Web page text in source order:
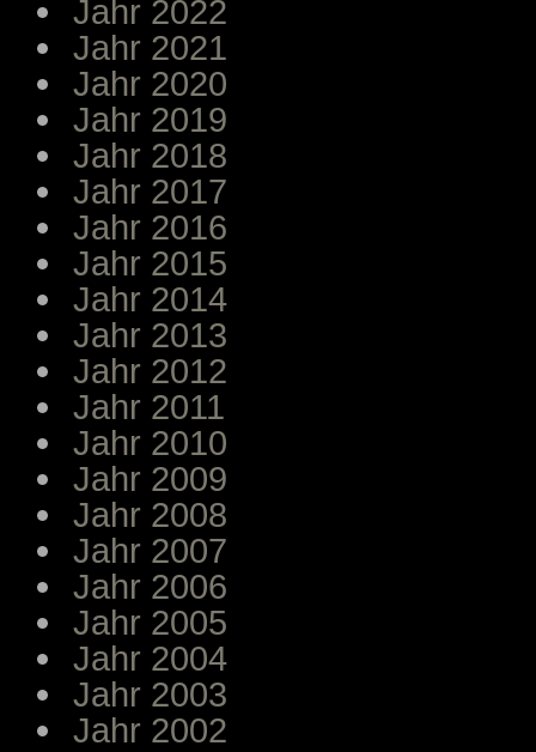
Jahr 2022
Jahr 2021
Jahr 2020
Jahr 2019
Jahr 2018
Jahr 2017
Jahr 2016
Jahr 2015
Jahr 2014
Jahr 2013
Jahr 2012
Jahr 2011
Jahr 2010
Jahr 2009
Jahr 2008
Jahr 2007
Jahr 2006
Jahr 2005
Jahr 2004
Jahr 2003
Jahr 2002